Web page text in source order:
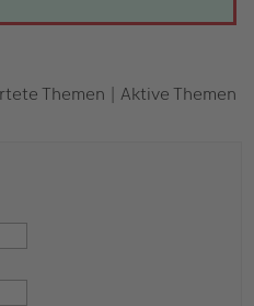
Themen | Aktive Themen